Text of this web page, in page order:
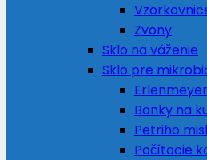
Zvony
Sklo na váženie
Sklo pre
Banky na
Petriho
Počítacie